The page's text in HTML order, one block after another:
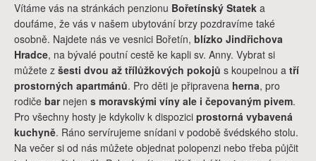
Vítáme vás na stránkách penzionu Bořetínský Statek a
doufáme, že vás v našem ubytování brzy pozdravíme také
osobně. Najdete nás ve vesnici Bořetín, blízko Jindřichova
Hradce, na bývalé poutní cestě ke kapli sv. Anny. Vybrat si
můžete z šesti dvou až třílůžkových pokojů s koupelnou a tří
prostorných apartmánů. Pro děti je připravena herna, pro
rodiče barnejen s moravskými víny ale i čepovaným pivem.
Pro všechny hosty je kdykoliv k dispozici prostorná vybavená
kuchyně. Ráno servírujeme snídani v podobě švédského stolu.
Na večer si od nás můžete objednat polopenzi nebo třeba půjčit